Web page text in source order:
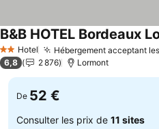
2 Étoiles
Hotel Hébergement acceptant
B&B HOTEL Bordeaux
6,8 2 876 Lormont
De 52 €
Consulter les prix de 11 sites